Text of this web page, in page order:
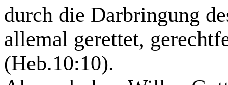
durch die Darbringung
allemal gerettet,
(Heb.10:10).